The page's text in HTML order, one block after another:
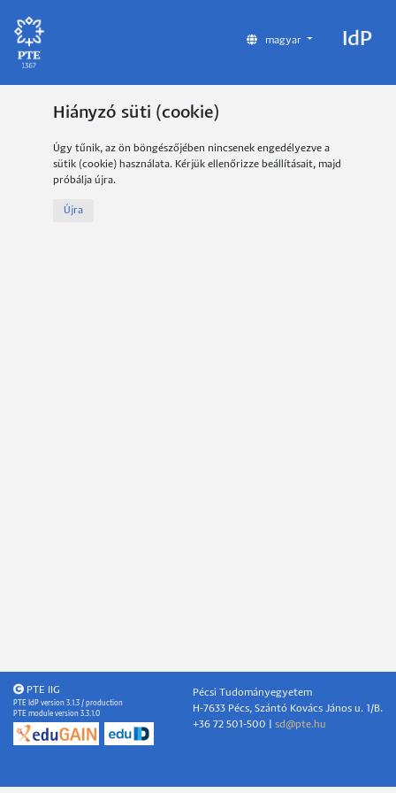
magyar IdP
Hiányzó süti (cookie)
Úgy tűnik, az ön böngészőjében nincsenek engedélyezve a
sütik (cookie) használata. Kérjük ellenőrizze beállításait, majd
próbálja újra.
Újra
PTE IIG
PTE IdP version 3.1.3 / production
PTE module version 3.3.1.0
Pécsi Tudományegyetem
H-7633 Pécs, Szántó Kovács János u. 1/B.
+36 72 501-500 | sd@pte.hu